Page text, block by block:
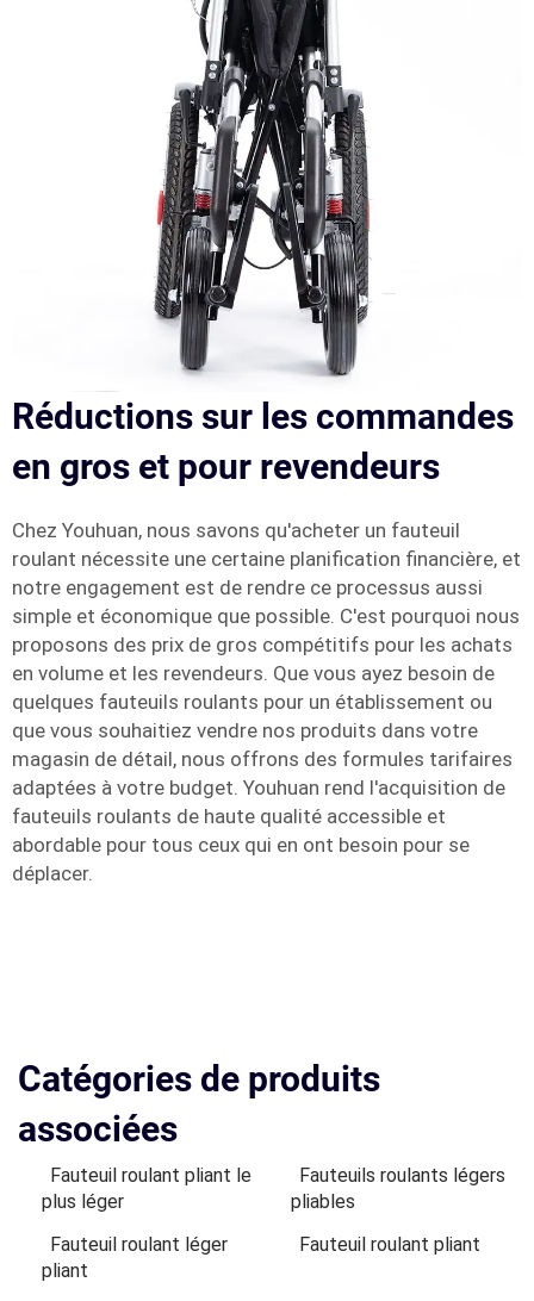
Réductions sur les commandes
en gros et pour revendeurs
Chez Youhuan, nous savons qu'acheter un fauteuil
roulant nécessite une certaine planification financière, et
notre engagement est de rendre ce processus aussi
simple et économique que possible. C'est pourquoi nous
proposons des prix de gros compétitifs pour les achats
en volume et les revendeurs. Que vous ayez besoin de
quelques fauteuils roulants pour un établissement ou
que vous souhaitiez vendre nos produits dans votre
magasin de détail, nous offrons des formules tarifaires
adaptées à votre budget. Youhuan rend l'acquisition de
fauteuils roulants de haute qualité accessible et
abordable pour tous ceux qui en ont besoin pour se
déplacer.
Catégories de produits
associées
Fauteuil roulant pliant le
plus léger
Fauteuils roulants légers
pliables
Fauteuil roulant léger
pliant
Fauteuil roulant pliant